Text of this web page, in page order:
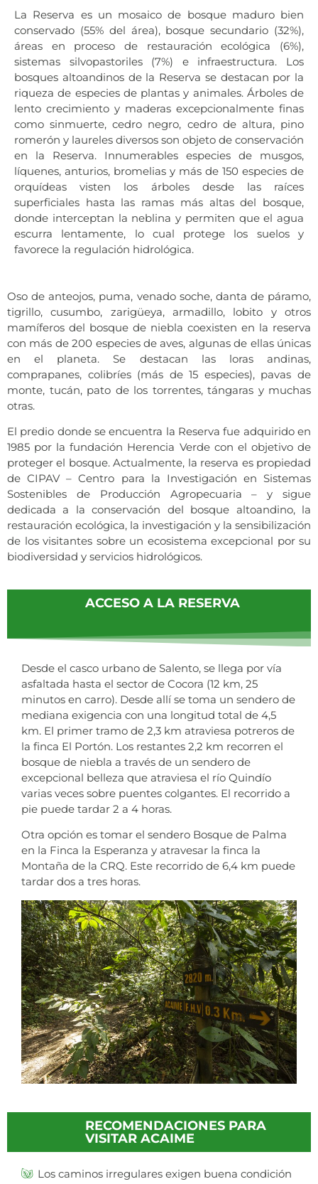
La Reserva es un mosaico de bosque maduro bien
conservado (55% del área), bosque secundario (32%),
áreas en proceso de restauración ecológica (6%),
sistemas silvopastoriles (7%) e infraestructura. Los
bosques altoandinos de la Reserva se destacan por la
riqueza de especies de plantas y animales. Árboles de
lento crecimiento y maderas excepcionalmente finas
como sinmuerte, cedro negro, cedro de altura, pino
romerón y laureles diversos son objeto de conservación
en la Reserva. Innumerables especies de musgos,
líquenes, anturios, bromelias y más de 150 especies de
orquídeas visten los árboles desde las raíces
superficiales hasta las ramas más altas del bosque,
donde interceptan la neblina y permiten que el agua
escurra lentamente, lo cual protege los suelos y
favorece la regulación hidrológica.
Oso de anteojos, puma, venado soche, danta de páramo,
tigrillo, cusumbo, zarigüeya, armadillo, lobito y otros
mamíferos del bosque de niebla coexisten en la reserva
con más de 200 especies de aves, algunas de ellas únicas
en el planeta. Se destacan las loras andinas,
comprapanes, colibríes (más de 15 especies), pavas de
monte, tucán, pato de los torrentes, tángaras y muchas
otras.
El predio donde se encuentra la Reserva fue adquirido en
1985 por la fundación Herencia Verde con el objetivo de
proteger el bosque. Actualmente, la reserva es propiedad
de CIPAV – Centro para la Investigación en Sistemas
Sostenibles de Producción Agropecuaria – y sigue
dedicada a la conservación del bosque altoandino, la
restauración ecológica, la investigación y la sensibilización
de los visitantes sobre un ecosistema excepcional por su
biodiversidad y servicios hidrológicos.
ACCESO A LA RESERVA
Desde el casco urbano de Salento, se llega por vía
asfaltada hasta el sector de Cocora (12 km, 25
minutos en carro). Desde allí se toma un sendero de
mediana exigencia con una longitud total de 4,5
km. El primer tramo de 2,3 km atraviesa potreros de
la finca El Portón. Los restantes 2,2 km recorren el
bosque de niebla a través de un sendero de
excepcional belleza que atraviesa el río Quindío
varias veces sobre puentes colgantes. El recorrido a
pie puede tardar 2 a 4 horas.
Otra opción es tomar el sendero Bosque de Palma
en la Finca la Esperanza y atravesar la finca la
Montaña de la CRQ. Este recorrido de 6,4 km puede
tardar dos a tres horas.
RECOMENDACIONES PARA
VISITAR ACAIME
Los caminos irregulares exigen buena condición